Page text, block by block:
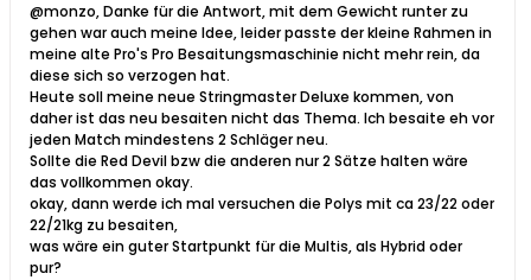
@monzo, Danke für die Antwort, mit dem Gewicht runter zu
gehen war auch meine Idee, leider passte der kleine Rahmen in
meine alte Pro's Pro Besaitungsmaschinie nicht mehr rein, da
diese sich so verzogen hat.
Heute soll meine neue Stringmaster Deluxe kommen, von
daher ist das neu besaiten nicht das Thema. Ich besaite eh vor
jeden Match mindestens 2 Schläger neu.
Sollte die Red Devil bzw die anderen nur 2 Sätze halten wäre
das vollkommen okay.
okay, dann werde ich mal versuchen die Polys mit ca 23/22 oder
22/21kg zu besaiten,
was wäre ein guter Startpunkt für die Multis, als Hybrid oder
pur?